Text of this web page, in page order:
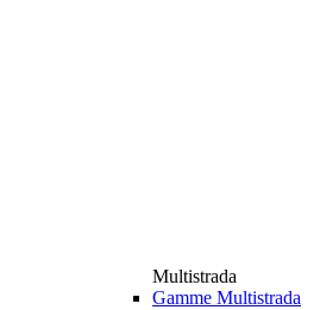
Multistrada
Gamme Multistrada